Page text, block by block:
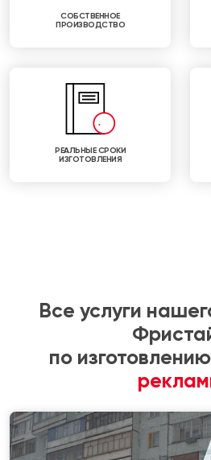
СОБСТВЕННОЕ
ПРОИЗВОДСТВО
РЕАЛЬНЫЕ СРОКИ
ИЗГОТОВЛЕНИЯ
Все услуги
по изготовлению